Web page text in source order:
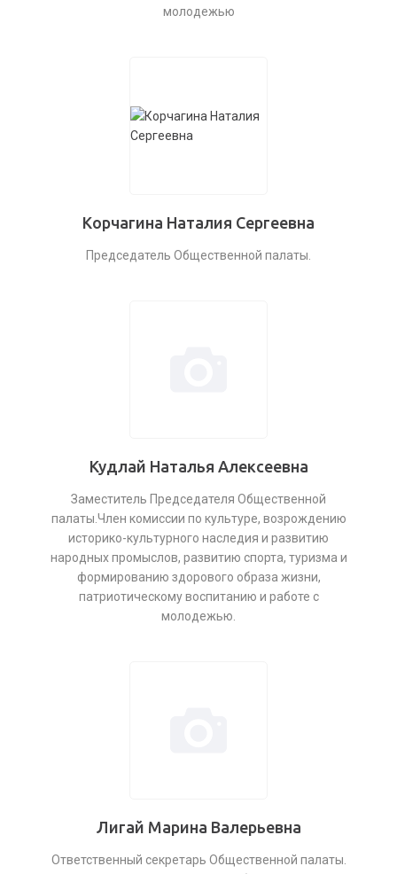
молодежью
Корчагина Наталия Сергеевна
Председатель Общественной палаты.
Кудлай Наталья Алексеевна
Заместитель Председателя Общественной
палаты.Член комиссии по культуре, возрождению
историко-культурного наследия и развитию
народных промыслов, развитию спорта, туризма и
формированию здорового образа жизни,
патриотическому воспитанию и работе с
молодежью.
Лигай Марина Валерьевна
Ответственный секретарь Общественной палаты.